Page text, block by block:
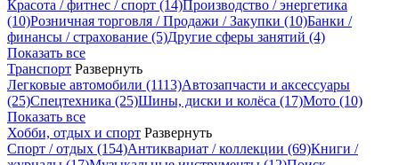
Красота / фитнес / спорт (14)Производство / энергетика
(10)Розничная торговля / Продажи / Закупки (10)Банки /
финансы / страхование (5)Другие сферы занятий (4)
Показать все
Транспорт Развернуть
Легковые автомобили (1113)Автозапчасти и аксессуары
(25)Спецтехника (25)Шины, диски и колёса (17)Мото (10)
Показать все
Хобби, отдых и спорт Развернуть
Спорт / отдых (154)Антиквариат / коллекции (69)Книги /